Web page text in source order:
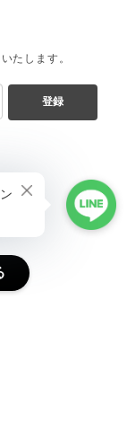
たします。
登録